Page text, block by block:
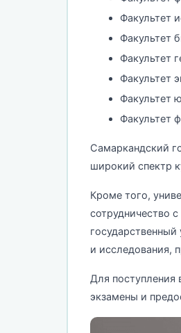
Факультет
Факультет
Факультет
Факультет
Факультет
Факультет
Самаркандский
широкий спектр
Кроме того,
сотрудничество
и исследования,
Для поступления
экзамены и